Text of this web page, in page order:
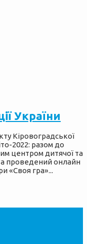
України
Кіровоградської
2022: разом до
центром дитячої та
проведений онлайн
«Своя гра»...